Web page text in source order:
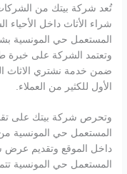
تُعد شركة بيتك من الشركات
شراء الأثاث داخل
المستعمل حي المونسية
وتعتمد الشركة على خبرة
ضمن خدمة نشتري الاثاث
الأول للكثير من العملاء.
وتحرص شركة بيتك على
المستعمل حي المونسية
داخل الموقع وتقديم عرض
المستعمل حي المونسية